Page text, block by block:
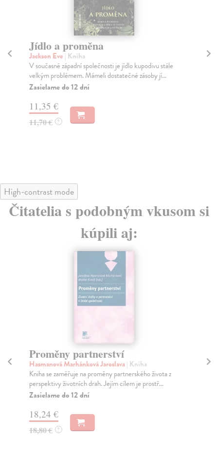
Jídlo a proměna
Jackson Eve | Kniha
V současné západní společnosti je jídlo kupodivu stále
velkým problémem. Mámeli dostatečné zásoby jí...
Zasielame do 12 dní
11,35 €
11,70 € ?
High-contrast mode
Čitatelia s podobným vkusom si
kúpili aj:
Proměny partnerství
Hasmanová Marhánková Jaroslava| Kniha
Kniha se zaměřuje na proměny partnerského života z
perspektivy životních drah. Jejím cílem je prostř...
Zasielame do 12 dní
18,24 €
18,80 € ?